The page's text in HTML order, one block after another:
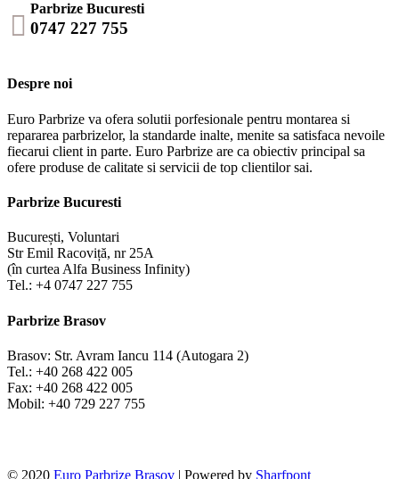

Parbrize Bucuresti
0747 227 755
Despre noi
Euro Parbrize va ofera solutii porfesionale pentru montarea si
repararea parbrizelor, la standarde inalte, menite sa satisfaca nevoile
fiecarui client in parte. Euro Parbrize are ca obiectiv principal sa
ofere produse de calitate si servicii de top clientilor sai.
Parbrize Bucuresti
București, Voluntari
Str Emil Racoviță, nr 25A
(în curtea Alfa Business Infinity)
Tel.: +4 0747 227 755
Parbrize Brasov
Brasov: Str. Avram Iancu 114 (Autogara 2)
Tel.: +40 268 422 005
Fax: +40 268 422 005
Mobil: +40 729 227 755
© 2020 Euro Parbrize Brasov | Powered by Sharfpont